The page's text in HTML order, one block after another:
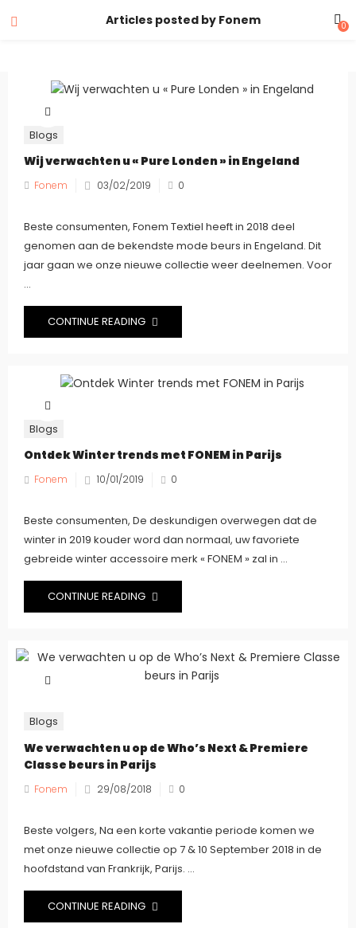
Articles posted by Fonem 0
Blogs
Wij verwachten u « Pure Londen » in Engeland
Fonem 03/02/2019 0
Beste consumenten, Fonem Textiel heeft in 2018 deel
genomen aan de bekendste mode beurs in Engeland. Dit
jaar gaan we onze nieuwe collectie weer deelnemen. Voor
...
CONTINUE READING
Blogs
Ontdek Winter trends met FONEM in Parijs
Fonem 10/01/2019 0
Beste consumenten, De deskundigen overwegen dat de
winter in 2019 kouder word dan normaal, uw favoriete
gebreide winter accessoire merk « FONEM » zal in ...
CONTINUE READING
Blogs
We verwachten u op de Who’s Next & Premiere
Classe beurs in Parijs
Fonem 29/08/2018 0
Beste volgers, Na een korte vakantie periode komen we
met onze nieuwe collectie op 7 & 10 September 2018 in de
hoofdstand van Frankrijk, Parijs. ...
CONTINUE READING